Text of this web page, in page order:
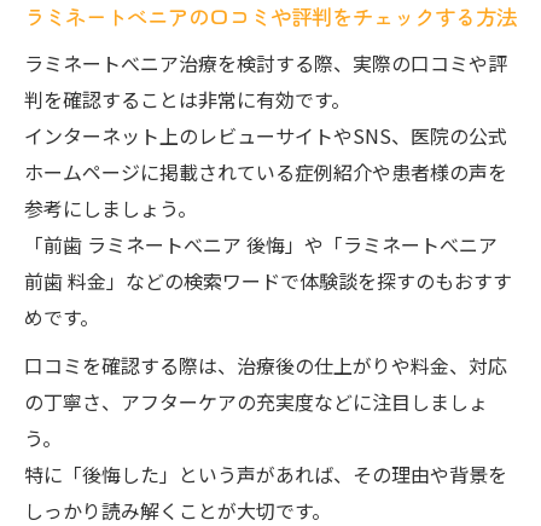
ラミネートべニアの口コミや評判をチェックする方法
ラミネートべニア治療を検討する際、実際の口コミや評
判を確認することは非常に有効です。
インターネット上のレビューサイトやSNS、医院の公式
ホームページに掲載されている症例紹介や患者様の声を
参考にしましょう。
「前歯 ラミネートべニア 後悔」や「ラミネートべニア
前歯 料金」などの検索ワードで体験談を探すのもおすす
めです。
口コミを確認する際は、治療後の仕上がりや料金、対応
の丁寧さ、アフターケアの充実度などに注目しましょ
う。
特に「後悔した」という声があれば、その理由や背景を
しっかり読み解くことが大切です。